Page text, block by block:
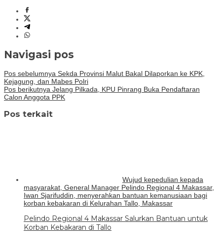
Navigasi pos
Pos sebelumnya Sekda Provinsi Malut Bakal Dilaporkan ke KPK,
Kejagung, dan Mabes Polri
Pos berikutnya Jelang Pilkada, KPU Pinrang Buka Pendaftaran
Calon Anggota PPK
Pos terkait
Wujud kepedulian kepada
masyarakat, General Manager Pelindo Regional 4 Makassar,
Iwan Sjarifuddin, menyerahkan bantuan kemanusiaan bagi
korban kebakaran di Kelurahan Tallo, Makassar
Pelindo Regional 4 Makassar Salurkan Bantuan untuk
Korban Kebakaran di Tallo